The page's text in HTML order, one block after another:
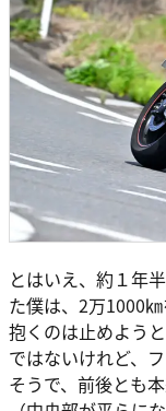
とはいえ、約１年
た僕は、2万1000
抱くのは止めよう
ではないけれど、
そうで、前後とも